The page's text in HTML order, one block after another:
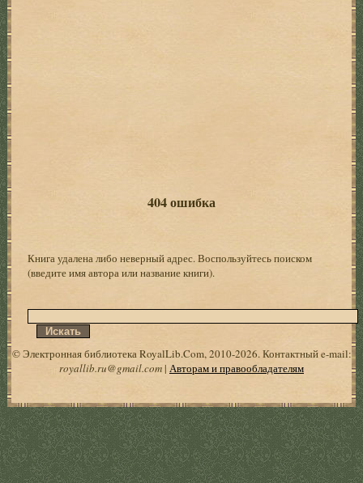
404 ошибка
Книга удалена либо неверный адрес. Воспользуйтесь поиском
(введите имя автора или название книги).
© Электронная библиотека RoyalLib.Com, 2010-2026. Контактный e-mail:
royallib.ru@gmail.com| Авторам и правообладателям